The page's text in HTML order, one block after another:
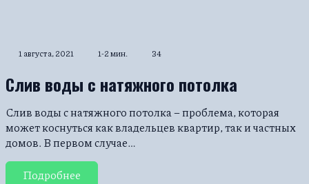
1 августа, 2021 1-2 мин. 34
Слив воды с натяжного потолка
Слив воды с натяжного потолка – проблема, которая
может коснуться как владельцев квартир, так и частных
домов. В первом случае…
Подробнее